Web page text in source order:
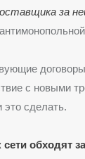
за
с новыми
сделать.
обходят